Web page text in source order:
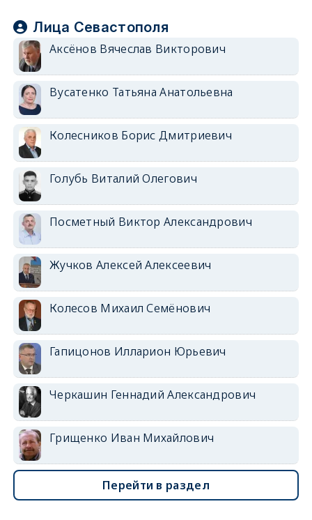
Лица Севастополя
Аксёнов Вячеслав Викторович
Вусатенко Татьяна Анатольевна
Колесников Борис Дмитриевич
Голубь Виталий Олегович
Посметный Виктор Александрович
Жучков Алексей Алексеевич
Колесов Михаил Семёнович
Гапицонов Илларион Юрьевич
Черкашин Геннадий Александрович
Грищенко Иван Михайлович
Перейти в раздел